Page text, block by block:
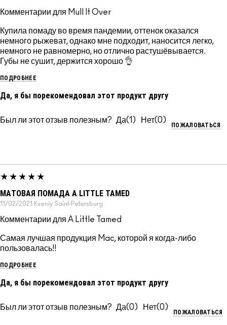
Комментарии для Mull It Over
Купила помаду во время пандемии, оттенок оказался
немного рыжеват, однако мне подходит, наносится легко,
немного не равномерно, но отлично растушёвывается.
Губы не сушит, держится хорошо 👌
ПОДРОБНЕЕ
Да, я бы порекомендовал этот продукт другу
Был ли этот отзыв полезным? 1 0
ПОЖАЛОВАТЬСЯ
МАТОВАЯ ПОМАДА A LITTLE TAMED
11/02/2021 Kseniy Saint-Petersburg
Комментарии для A Little Tamed
Самая лучшая продукция Mac, которой я когда-либо
пользовалась!!
ПОДРОБНЕЕ
Да, я бы порекомендовал этот продукт другу
Был ли этот отзыв полезным? 0 0
ПОЖАЛОВАТЬСЯ